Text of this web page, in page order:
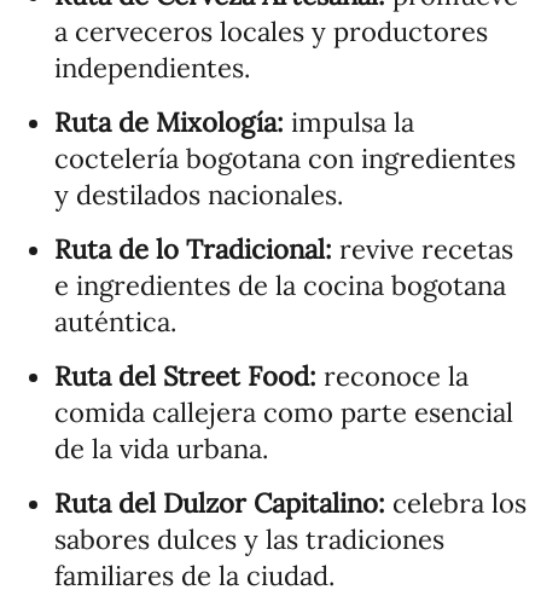
a cerveceros locales y productores
independientes.
Ruta de Mixología: impulsa la
coctelería bogotana con ingredientes
y destilados nacionales.
Ruta de lo Tradicional: revive recetas
e ingredientes de la cocina bogotana
auténtica.
Ruta del Street Food: reconoce la
comida callejera como parte esencial
de la vida urbana.
Ruta del Dulzor Capitalino: celebra los
sabores dulces y las tradiciones
familiares de la ciudad.